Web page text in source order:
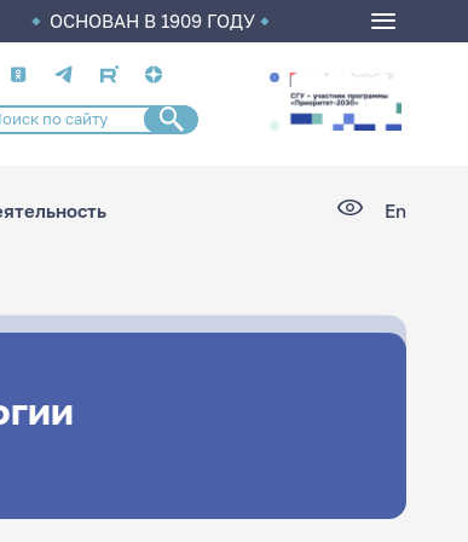
ОСНОВАН В 1909 ГОДУ
En